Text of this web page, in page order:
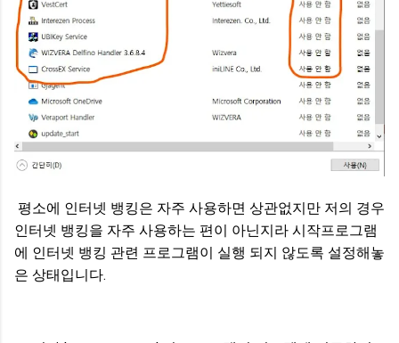
평소에 인터넷 뱅킹은 자주 사용하면 상관없지만 저의 경우
인터넷 뱅킹을 자주 사용하는 편이 아닌지라 시작프로그램
에 인터넷 뱅킹 관련 프로그램이 실행 되지 않도록 설정해놓
은 상태입니다.